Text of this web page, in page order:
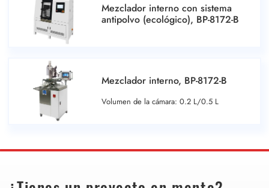
Mezclador interno con sistema
antipolvo (ecológico), BP-8172-B
Mezclador interno, BP-8172-B
Volumen de la cámara: 0.2 L/0.5 L